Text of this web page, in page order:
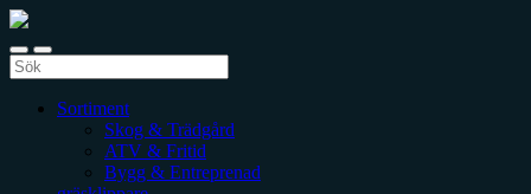
Sortiment
Skog & Trädgård
ATV & Fritid
Bygg & Entreprenad